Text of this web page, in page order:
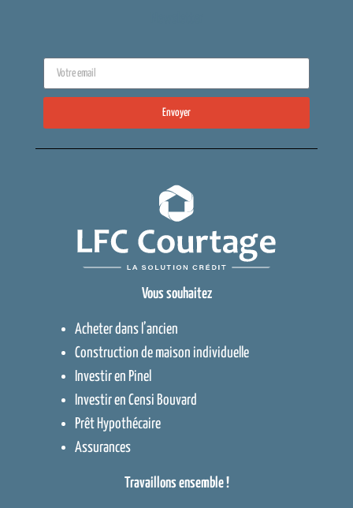
Envoyer
Vous souhaitez
Acheter dans l’ancien
Construction de maison individuelle
Investir en Pinel
Investir en Censi Bouvard
Prêt Hypothécaire
Assurances
Travaillons ensemble !